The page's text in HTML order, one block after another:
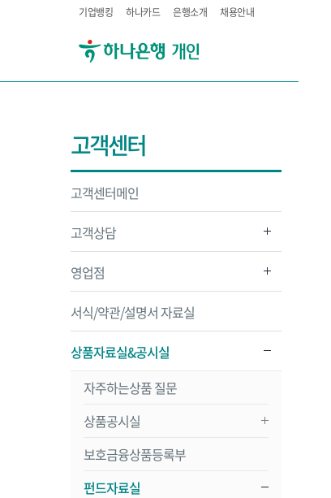
기업뱅킹 하나카드 은행소개 채용안내
고객센터
고객센터메인
고객상담
영업점
서식/약관/설명서 자료실
상품자료실&공시실
자주하는상품 질문
상품공시실
보호금융상품등록부
펀드자료실